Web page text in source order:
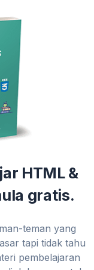
HTML &
gratis.
teman yang
tapi tidak tahu
pembelajaran